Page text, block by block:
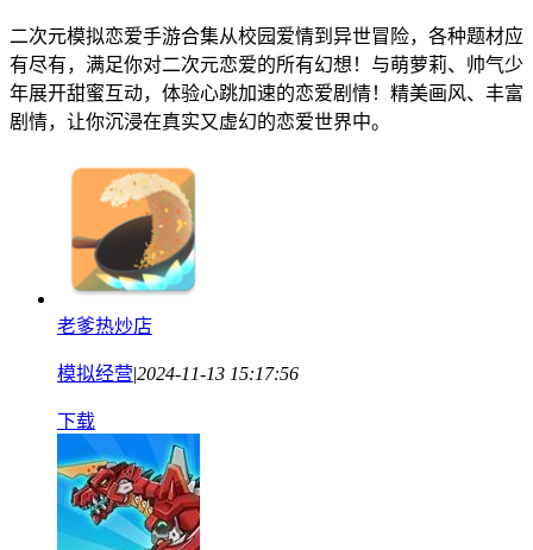
二次元模拟恋爱手游合集从校园爱情到异世冒险，各种题材应
有尽有，满足你对二次元恋爱的所有幻想！与萌萝莉、帅气少
年展开甜蜜互动，体验心跳加速的恋爱剧情！精美画风、丰富
剧情，让你沉浸在真实又虚幻的恋爱世界中。
老爹热炒店
模拟经营|2024-11-13 15:17:56
下载